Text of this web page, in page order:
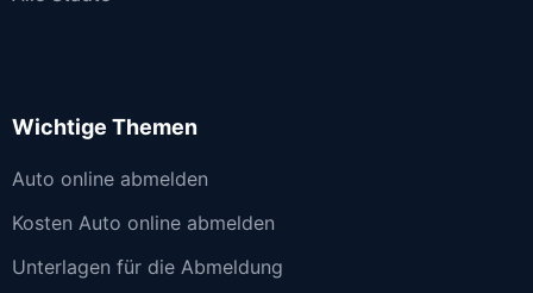
Wichtige Themen
Auto online abmelden
Kosten Auto online abmelden
Unterlagen für die Abmeldung